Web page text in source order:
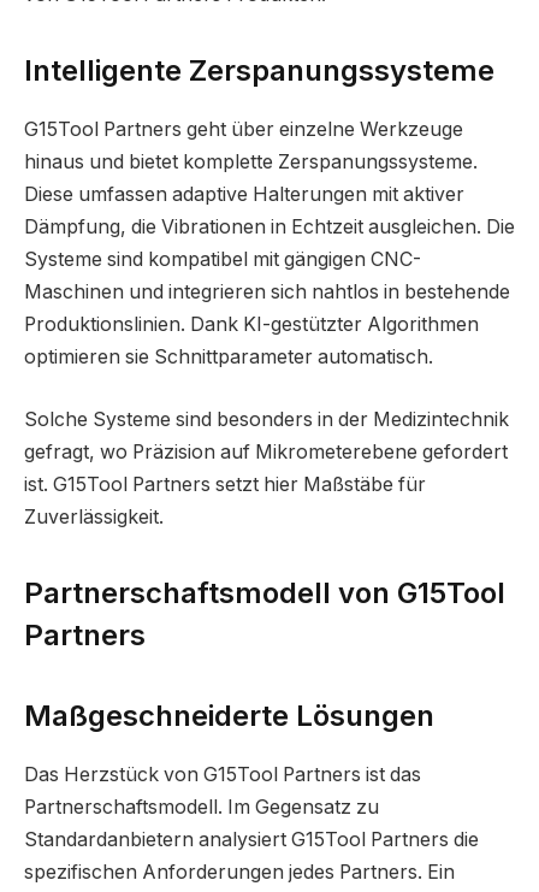
Intelligente Zerspanungssysteme
G15Tool Partners geht über einzelne Werkzeuge
hinaus und bietet komplette Zerspanungssysteme.
Diese umfassen adaptive Halterungen mit aktiver
Dämpfung, die Vibrationen in Echtzeit ausgleichen. Die
Systeme sind kompatibel mit gängigen CNC-
Maschinen und integrieren sich nahtlos in bestehende
Produktionslinien. Dank KI-gestützter Algorithmen
optimieren sie Schnittparameter automatisch.
Solche Systeme sind besonders in der Medizintechnik
gefragt, wo Präzision auf Mikrometerebene gefordert
ist. G15Tool Partners setzt hier Maßstäbe für
Zuverlässigkeit.
Partnerschaftsmodell von G15Tool
Partners
Maßgeschneiderte Lösungen
Das Herzstück von G15Tool Partners ist das
Partnerschaftsmodell. Im Gegensatz zu
Standardanbietern analysiert G15Tool Partners die
spezifischen Anforderungen jedes Partners. Ein